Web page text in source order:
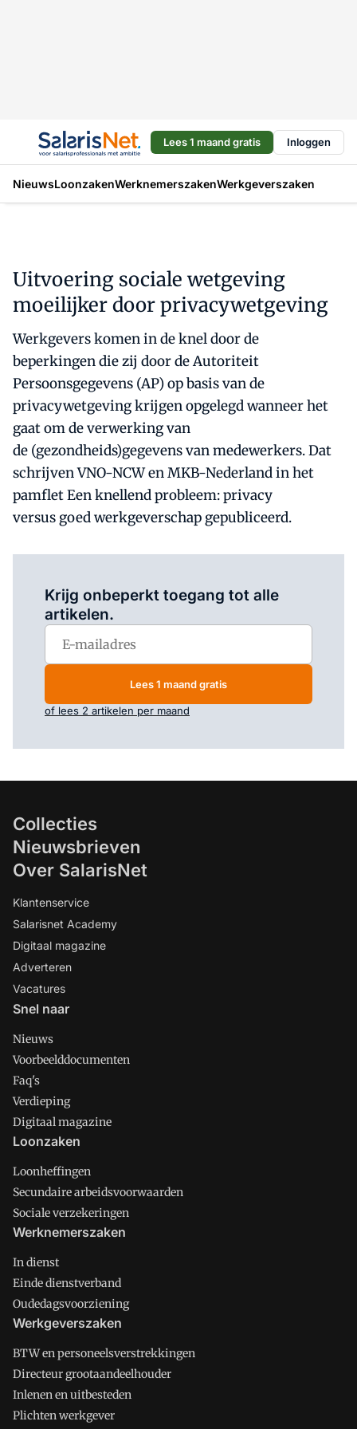
Lees 1 maand gratis Inloggen
NieuwsLoonzakenWerknemerszakenWerkgeverszaken
Uitvoering sociale wetgeving
moeilijker door privacywetgeving
Werkgevers komen in de knel door de
beperkingen die zij door de Autoriteit
Persoonsgegevens (AP) op basis van de
privacywetgeving krijgen opgelegd wanneer het
gaat om de verwerking van
de (gezondheids)gegevens van medewerkers. Dat
schrijven VNO-NCW en MKB-Nederland in het
pamflet Een knellend probleem: privacy
versus goed werkgeverschap gepubliceerd.
Krijg onbeperkt toegang tot alle
artikelen.
Lees 1 maand gratis
of lees 2 artikelen per maand
Collecties
Nieuwsbrieven
Over SalarisNet
Klantenservice
Salarisnet Academy
Digitaal magazine
Adverteren
Vacatures
Snel naar
Nieuws
Voorbeelddocumenten
Faq's
Verdieping
Digitaal magazine
Loonzaken
Loonheffingen
Secundaire arbeidsvoorwaarden
Sociale verzekeringen
Werknemerszaken
In dienst
Einde dienstverband
Oudedagsvoorziening
Werkgeverszaken
BTW en personeelsverstrekkingen
Directeur grootaandeelhouder
Inlenen en uitbesteden
Plichten werkgever